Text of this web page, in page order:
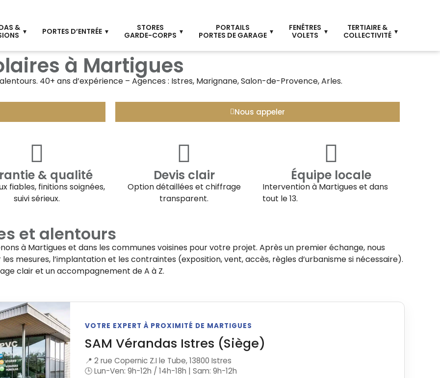
&
PORTES D’ENTRÉE
STORES
GARDE-CORPS
PORTAILS
PORTES DE GARAGE
FENÊTRES
VOLETS
TERTIAIRE &
COLLECTIVITÉ
à Martigues
40+ ans d’expérience – Agences : Istres, Marignane, Salon-de-Provence, Arles.
Nous appeler
& qualité
fiables, finitions soignées,
suivi sérieux.
Devis clair
Option détaillées et chiffrage
transparent.
Équipe locale
Intervention à Martigues et dans
tout le 13.
et alentours
à Martigues et dans les communes voisines pour votre projet. Après un premier échange, nous
mesures, l’implantation et les contraintes (exposition, vent, accès, règles d’urbanisme si nécessaire).
clair et un accompagnement de A à Z.
VOTRE EXPERT À PROXIMITÉ DE MARTIGUES
SAM Vérandas Istres (Siège)
📍 2 rue Copernic Z.I le Tube, 13800 Istres
🕒 Lun-Ven: 9h-12h / 14h-18h | Sam: 9h-12h